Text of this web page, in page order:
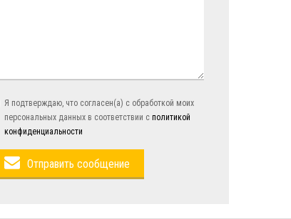
Я подтверждаю, что согласен(а) с обработкой моих
персональных данных в соответствии сполитикой
конфиденциальности
Отправить сообщение